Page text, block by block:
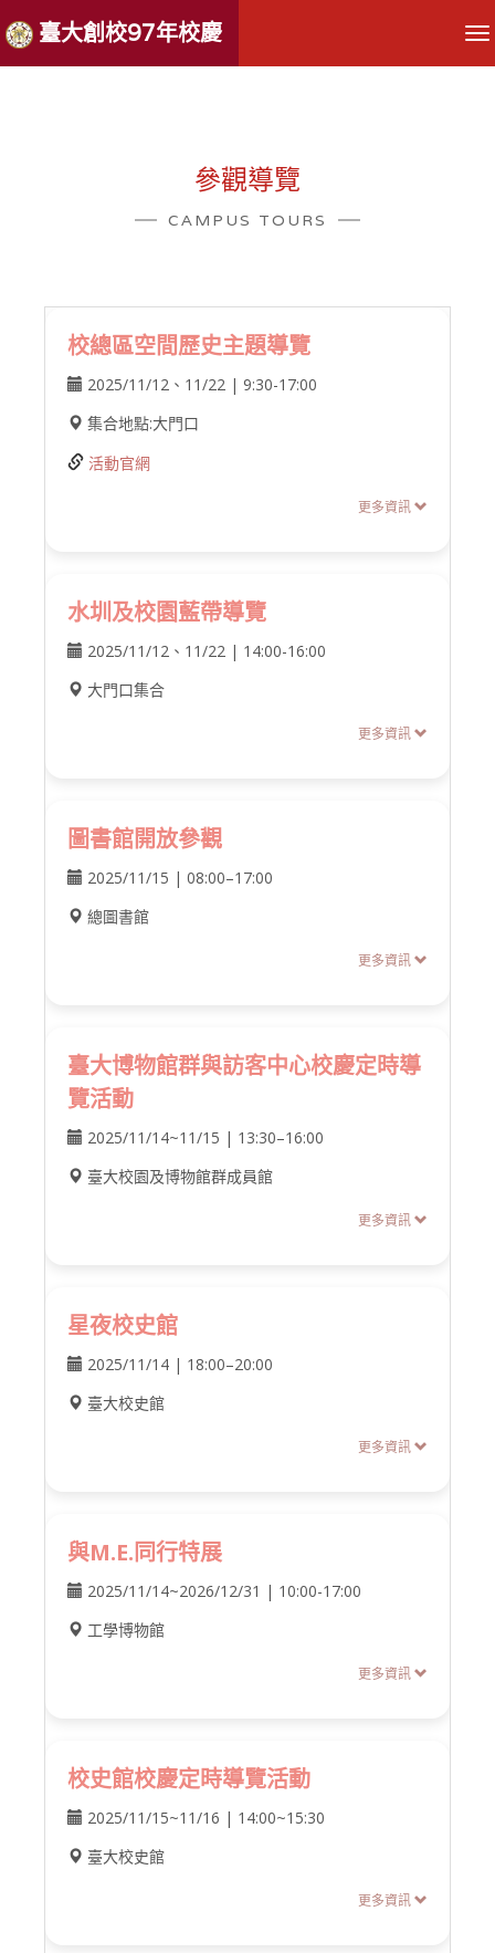
臺大創校97年校慶
參觀導覽
CAMPUS TOURS
校總區空間歷史主題導覽
2025/11/12、11/22 | 9:30-17:00
集合地點:大門口
活動官網
更多資訊
水圳及校園藍帶導覽
2025/11/12、11/22 | 14:00-16:00
大門口集合
更多資訊
圖書館開放參觀
2025/11/15 | 08:00–17:00
總圖書館
更多資訊
臺大博物館群與訪客中心校慶定時導
覽活動
2025/11/14~11/15 | 13:30–16:00
臺大校園及博物館群成員館
更多資訊
星夜校史館
2025/11/14 | 18:00–20:00
臺大校史館
更多資訊
與M.E.同行特展
2025/11/14~2026/12/31 | 10:00-17:00
工學博物館
更多資訊
校史館校慶定時導覽活動
2025/11/15~11/16 | 14:00~15:30
臺大校史館
更多資訊